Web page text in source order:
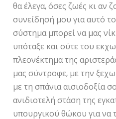
θα έλεγα, όσες ζωές κι αν
συνείδησή μου για αυτό το
σύστημα μπορεί να μας
υπόταξε και ούτε του
πλεονέκτημα της
μας σύντροφε, με την
με τη σπάνια αισιοδοξία
ανιδιοτελή στάση της
υπουργικού θώκου για να